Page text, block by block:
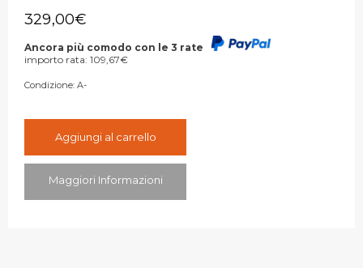
329,00€
Ancora più comodo con le 3 rate
importo rata: 109,67€
Condizione: A-
Aggiungi al carrello
Maggiori Informazioni